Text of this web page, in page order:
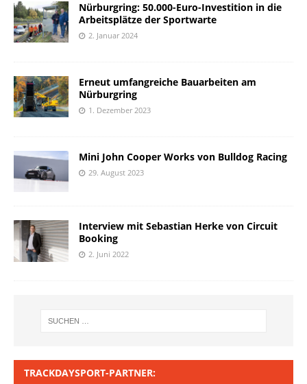
Nürburgring: 50.000-Euro-Investition in die
Arbeitsplätze der Sportwarte
2. Januar 2024
Erneut umfangreiche Bauarbeiten am
Nürburgring
1. Dezember 2023
Mini John Cooper Works von Bulldog Racing
29. August 2023
Interview mit Sebastian Herke von Circuit
Booking
2. Juni 2022
TRACKDAYSPORT-PARTNER: